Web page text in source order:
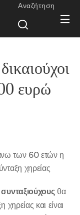
Αναζήτηση
ευρώ
άνω των 60 ετών η
χηρείας
συνταξιούχουςθα
και είναι